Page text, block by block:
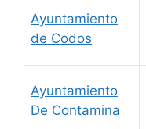
Ayuntamiento
de Codos
Ayuntamiento
De Contamina